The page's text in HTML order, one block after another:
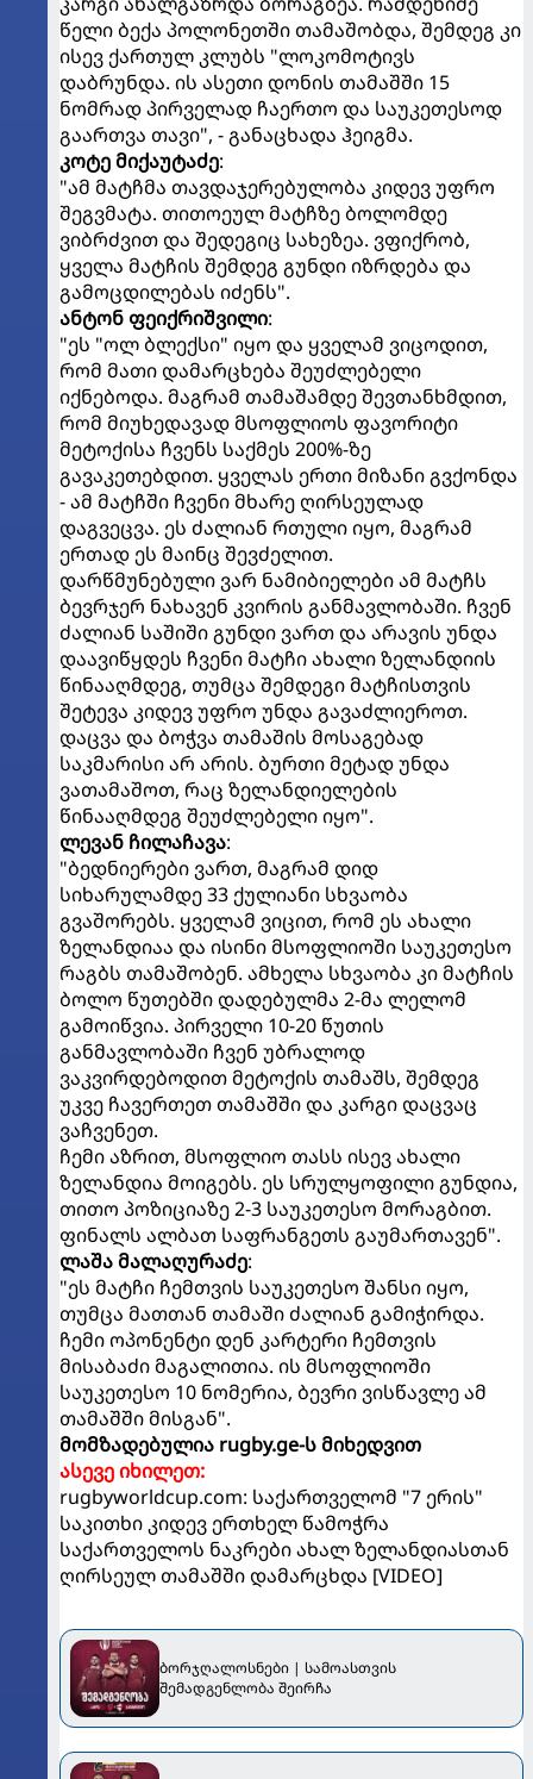
წელი ბექა პოლონეთში თამაშობდა, შემდეგ კი
ისევ ქართულ კლუბს "ლოკომოტივს
დაბრუნდა. ის ასეთი დონის თამაშში 15
ნომრად პირველად ჩაერთო და საუკეთესოდ
გაართვა თავი", - განაცხადა ჰეიგმა.
კოტე მიქაუტაძე:
"ამ მატჩმა თავდაჯერებულობა კიდევ უფრო
შეგვმატა. თითოეულ მატჩზე ბოლომდე
ვიბრძვით და შედეგიც სახეზეა. ვფიქრობ,
ყველა მატჩის შემდეგ გუნდი იზრდება და
გამოცდილებას იძენს".
ანტონ ფეიქრიშვილი:
"ეს "ოლ ბლექსი" იყო და ყველამ ვიცოდით,
რომ მათი დამარცხება შეუძლებელი
იქნებოდა. მაგრამ თამაშამდე შევთანხმდით,
რომ მიუხედავად მსოფლიოს ფავორიტი
მეტოქისა ჩვენს საქმეს 200%-ზე
გავაკეთებდით. ყველას ერთი მიზანი გვქონდა
- ამ მატჩში ჩვენი მხარე ღირსეულად
დაგვეცვა. ეს ძალიან რთული იყო, მაგრამ
ერთად ეს მაინც შევძელით.
დარწმუნებული ვარ ნამიბიელები ამ მატჩს
ბევრჯერ ნახავენ კვირის განმავლობაში. ჩვენ
ძალიან საშიში გუნდი ვართ და არავის უნდა
დაავიწყდეს ჩვენი მატჩი ახალი ზელანდიის
წინააღმდეგ, თუმცა შემდეგი მატჩისთვის
შეტევა კიდევ უფრო უნდა გავაძლიეროთ.
დაცვა და ბოჭვა თამაშის მოსაგებად
საკმარისი არ არის. ბურთი მეტად უნდა
ვათამაშოთ, რაც ზელანდიელების
წინააღმდეგ შეუძლებელი იყო".
ლევან ჩილაჩავა:
"ბედნიერები ვართ, მაგრამ დიდ
სიხარულამდე 33 ქულიანი სხვაობა
გვაშორებს. ყველამ ვიცით, რომ ეს ახალი
ზელანდიაა და ისინი მსოფლიოში საუკეთესო
რაგბს თამაშობენ. ამხელა სხვაობა კი მატჩის
ბოლო წუთებში დადებულმა 2-მა ლელომ
გამოიწვია. პირველი 10-20 წუთის
განმავლობაში ჩვენ უბრალოდ
ვაკვირდებოდით მეტოქის თამაშს, შემდეგ
უკვე ჩავერთეთ თამაშში და კარგი დაცვაც
ვაჩვენეთ.
ჩემი აზრით, მსოფლიო თასს ისევ ახალი
ზელანდია მოიგებს. ეს სრულყოფილი გუნდია,
თითო პოზიციაზე 2-3 საუკეთესო მორაგბით.
ფინალს ალბათ საფრანგეთს გაუმართავენ".
ლაშა მალაღურაძე:
"ეს მატჩი ჩემთვის საუკეთესო შანსი იყო,
თუმცა მათთან თამაში ძალიან გამიჭირდა.
ჩემი ოპონენტი დენ კარტერი ჩემთვის
მისაბაძი მაგალითია. ის მსოფლიოში
საუკეთესო 10 ნომერია, ბევრი ვისწავლე ამ
თამაშში მისგან".
მომზადებულია rugby.ge-ს მიხედვით
ასევე იხილეთ:
rugbyworldcup.com: საქართველომ "7 ერის"
საკითხი კიდევ ერთხელ წამოჭრა
საქართველოს ნაკრები ახალ ზელანდიასთან
ღირსეულ თამაშში დამარცხდა [VIDEO]
ბორჯღალოსნები | სამოასთვის
შემადგენლობა შეირჩა